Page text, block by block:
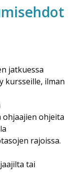
jatkuessa
kursseille, ilman
ohjaajien ohjeita
rajoissa.
tai